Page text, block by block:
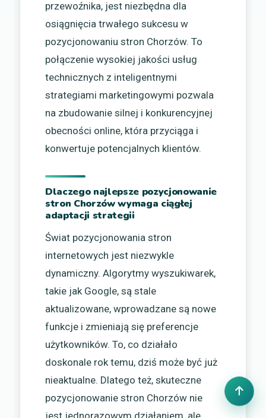
przewoźnika, jest niezbędna dla
osiągnięcia trwałego sukcesu w
pozycjonowaniu stron Chorzów. To
połączenie wysokiej jakości usług
technicznych z inteligentnymi
strategiami marketingowymi pozwala
na zbudowanie silnej i konkurencyjnej
obecności online, która przyciąga i
konwertuje potencjalnych klientów.
Dlaczego najlepsze pozycjonowanie
stron Chorzów wymaga ciągłej
adaptacji strategii
Świat pozycjonowania stron
internetowych jest niezwykle
dynamiczny. Algorytmy wyszukiwarek,
takie jak Google, są stale
aktualizowane, wprowadzane są nowe
funkcje i zmieniają się preferencje
użytkowników. To, co działało
doskonale rok temu, dziś może być już
nieaktualne. Dlatego też, skuteczne
pozycjonowanie stron Chorzów nie
jest jednorazowym działaniem, ale